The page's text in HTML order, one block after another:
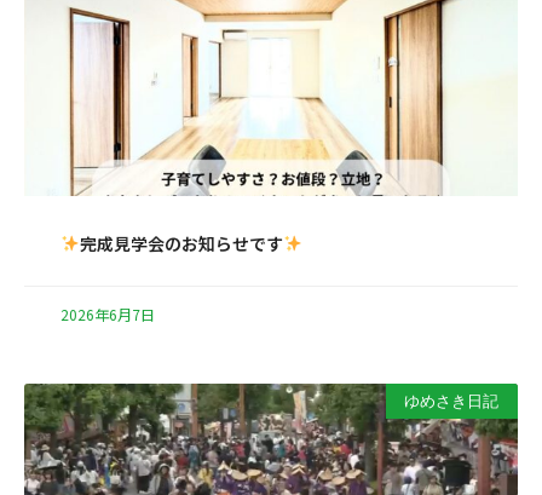
完成見学会のお知らせです
2026年6月7日
ゆめさき日記